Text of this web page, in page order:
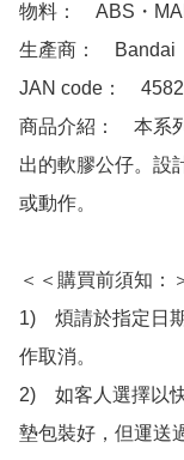
物料：　ABS・
生產商：　Bandai
JAN code：　
商品介紹：　本系
出的軟膠公仔。設
或動作。
＜＜購買前須知：
1)　煩請於指定日
作取消。
2)　如客人選擇以
墊包裝好，但運送